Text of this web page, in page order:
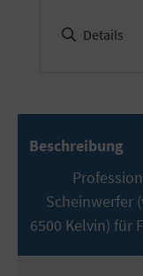
Details
Beschreibung
Scheinwerfer
6500 Kelvin) für